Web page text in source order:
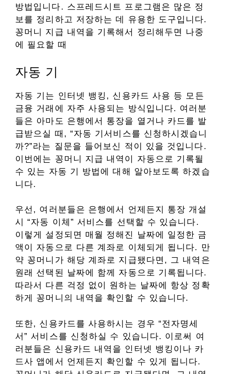
방법입니다. 스프레드시트 프로그램은 많은 정
보를 정리하고 저장하는 데 유용한 도구입니다.
꽁머니 지급 내역을 기록해서 정리해두면 나중
에 필요할 때
자동 기
자동 기는 인터넷 뱅킹, 신용카드 사용 등 모든
금융 거래에 자주 사용되는 방식입니다. 여러분
들은 아마도 은행에서 통장을 열거나 카드를 발
급받으실 때, “자동 기서비스를 신청하시겠습니
까?”라는 질문을 들어보신 적이 있을 것입니다.
이번에는 꽁머니 지급 내역이 자동으로 기록될
수 있는 자동 기 방법에 대해 알아보도록 하겠습
니다.
우선, 여러분들은 은행에서 언제든지 통장 개설
시 “자동 이체” 서비스를 선택할 수 있습니다.
이렇게 설정되면 매월 정해진 날짜에 일정한 금
액이 자동으로 다른 계좌로 이체되게 됩니다. 만
약 꽁머니가 해당 계좌로 지급됐다면, 그 내역은
원래 선택된 날짜에 함께 자동으로 기록됩니다.
따라서 다른 걱정 없이 원하는 날짜에 항상 정확
하게 꽁머니의 내역을 확인할 수 있습니다.
또한, 신용카드를 사용하시는 경우 “전자명세
서” 서비스를 신청하실 수 있습니다. 이로써 여
러분들은 신용카드 내역을 인터넷 뱅킹이나 카
드사 앱에서 언제든지 확인할 수 있게 됩니다.